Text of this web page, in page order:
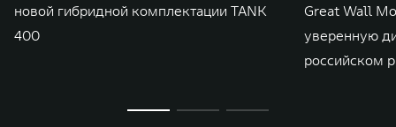
новой гибридной комплектации TANK
400
Great Wall
уверенную
российском